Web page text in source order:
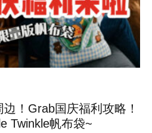
！Grab国庆福利攻略！
Twinkle帆布袋~